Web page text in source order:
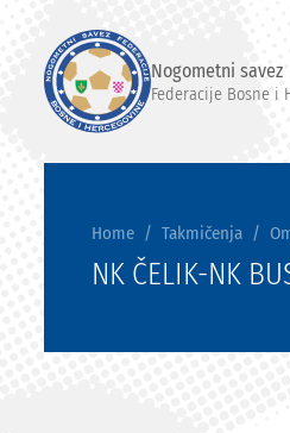
Nogometni savez
Federacije Bosne i
Home Takmičenja
NK ČELIK-NK